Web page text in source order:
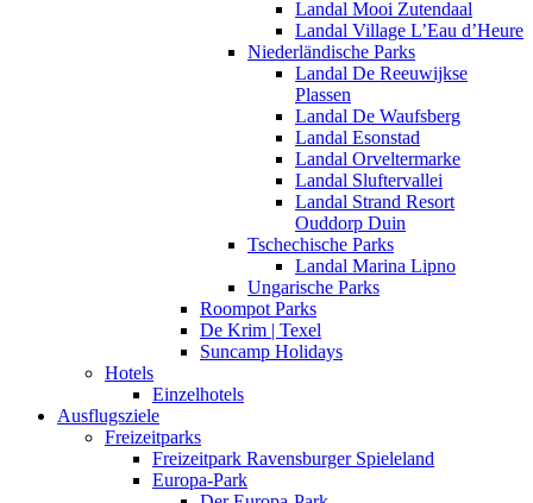
Landal Mooi Zutendaal
Landal Village L’Eau d’Heure
Niederländische Parks
Landal De Reeuwijkse
Plassen
Landal De Waufsberg
Landal Esonstad
Landal Orveltermarke
Landal Sluftervallei
Landal Strand Resort
Ouddorp Duin
Tschechische Parks
Landal Marina Lipno
Ungarische Parks
Roompot Parks
De Krim | Texel
Suncamp Holidays
Hotels
Einzelhotels
Ausflugsziele
Freizeitparks
Freizeitpark Ravensburger Spieleland
Europa-Park